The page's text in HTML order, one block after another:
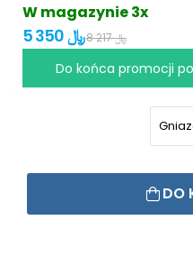
W magazynie 3x
5 350 ﷼ 8 217 ﷼
Do końca promocji
DO